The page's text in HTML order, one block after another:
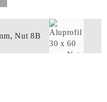
Nut 8B